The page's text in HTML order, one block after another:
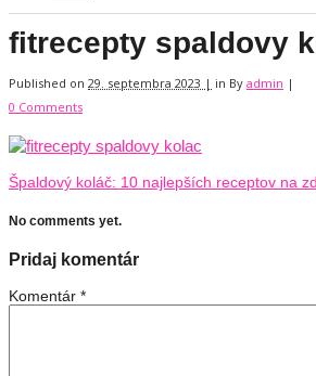
fitrecepty spaldovy
Published on 29. septembra 2023 | in By admin |
0 Comments
Špaldový koláč: 10 najlepších receptov na
No comments yet.
Pridaj komentár
Komentár *